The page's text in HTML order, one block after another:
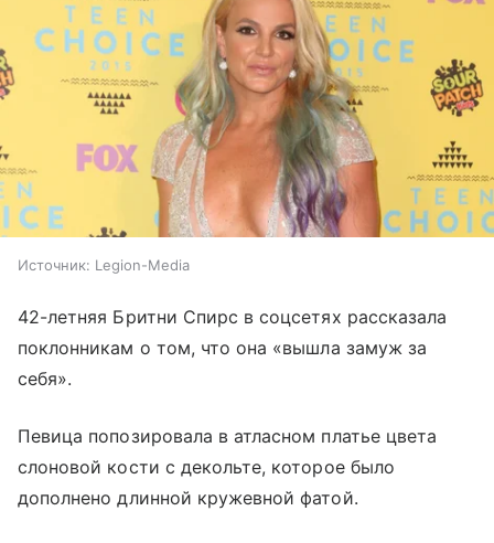
Источник: Legion-Media
42-летняя Бритни Спирс в соцсетях рассказала
поклонникам о том, что она «вышла замуж за
себя».
Певица попозировала в атласном платье цвета
слоновой кости с декольте, которое было
дополнено длинной кружевной фатой.